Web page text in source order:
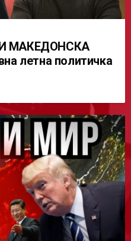
МАКЕДОНСКА
летна политичка